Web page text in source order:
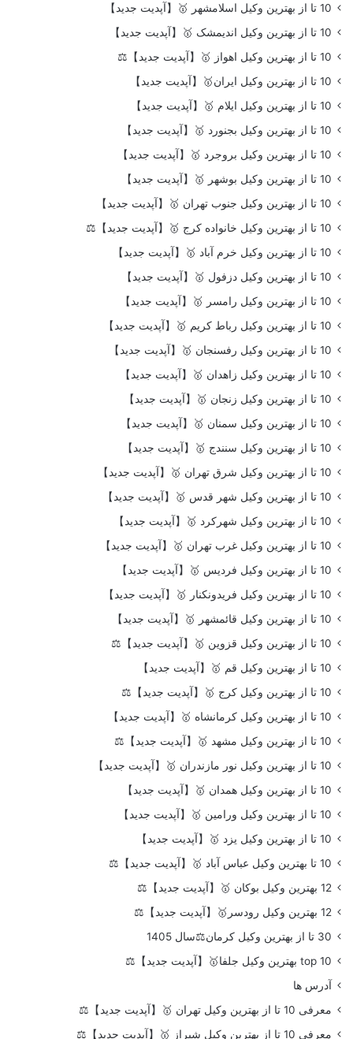
10 تا از بهترین وکیل اسلامشهر 🥇【آپدیت جدید】
10 تا از بهترین وکیل اندیمشک 🥇【آپدیت جدید】
10 تا از بهترین وکیل اهواز 🥇【آپدیت جدید】⚖️
10 تا از بهترین وکیل ایران🥇【آپدیت جدید】
10 تا از بهترین وکیل ایلام 🥇【آپدیت جدید】
10 تا از بهترین وکیل بجنورد 🥇【آپدیت جدید】
10 تا از بهترین وکیل بروجرد 🥇【آپدیت جدید】
10 تا از بهترین وکیل بوشهر 🥇【آپدیت جدید】
10 تا از بهترین وکیل جنوب تهران 🥇【آپدیت جدید】
10 تا از بهترین وکیل خانواده کرج 🥇【آپدیت جدید】⚖️
10 تا از بهترین وکیل خرم آباد 🥇【آپدیت جدید】
10 تا از بهترین وکیل دزفول 🥇【آپدیت جدید】
10 تا از بهترین وکیل رامسر 🥇【آپدیت جدید】
10 تا از بهترین وکیل رباط کریم 🥇【آپدیت جدید】
10 تا از بهترین وکیل رفسنجان 🥇【آپدیت جدید】
10 تا از بهترین وکیل زاهدان 🥇【آپدیت جدید】
10 تا از بهترین وکیل زنجان 🥇【آپدیت جدید】
10 تا از بهترین وکیل سمنان 🥇【آپدیت جدید】
10 تا از بهترین وکیل سنندج 🥇【آپدیت جدید】
10 تا از بهترین وکیل شرق تهران 🥇【آپدیت جدید】
10 تا از بهترین وکیل شهر قدس 🥇【آپدیت جدید】
10 تا از بهترین وکیل شهرکرد 🥇【آپدیت جدید】
10 تا از بهترین وکیل غرب تهران 🥇【آپدیت جدید】
10 تا از بهترین وکیل فردیس 🥇【آپدیت جدید】
10 تا از بهترین وکیل فریدونکنار 🥇【آپدیت جدید】
10 تا از بهترین وکیل قائمشهر 🥇【آپدیت جدید】
10 تا از بهترین وکیل قزوین 🥇【آپدیت جدید】⚖️
10 تا از بهترین وکیل قم 🥇【آپدیت جدید】
10 تا از بهترین وکیل کرج 🥇【آپدیت جدید】⚖️
10 تا از بهترین وکیل کرمانشاه 🥇【آپدیت جدید】
10 تا از بهترین وکیل مشهد 🥇【آپدیت جدید】⚖️
10 تا از بهترین وکیل نور مازندران 🥇【آپدیت جدید】
10 تا از بهترین وکیل همدان 🥇【آپدیت جدید】
10 تا از بهترین وکیل ورامین 🥇【آپدیت جدید】
10 تا از بهترین وکیل یزد 🥇【آپدیت جدید】
10 تا بهترین وکیل عباس آباد 🥇【آپدیت جدید】⚖️
12 بهترین وکیل بوکان 🥇【آپدیت جدید】⚖️
12 بهترین وکیل رودسر🥇【آپدیت جدید】⚖️
30 تا از بهترین وکیل کرمان⚖️سال 1405
top 10 بهترین وکیل جلفا🥇【آپدیت جدید】⚖️
آدرس ها
معرفی 10 تا از بهترین وکیل تهران 🥇【آپدیت جدید】⚖️
معرفی 10 تا از بهترین وکیل شیراز 🥇【آپدیت جدید】⚖️